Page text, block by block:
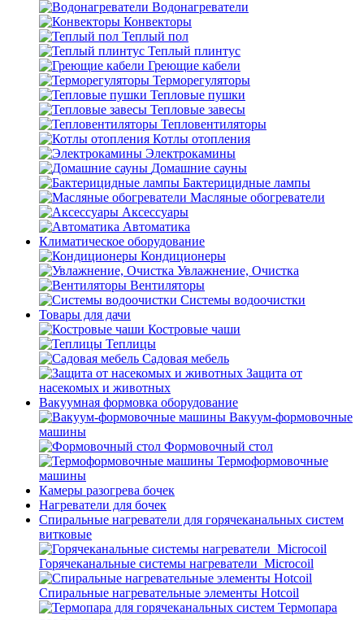
Водонагреватели
Конвекторы
Теплый пол
Теплый плинтус
Греющие кабели
Терморегуляторы
Тепловые пушки
Тепловые завесы
Тепловентиляторы
Котлы отопления
Электрокамины
Домашние сауны
Бактерицидные лампы
Масляные обогреватели
Аксессуары
Автоматика
Климатическое оборудование
Кондиционеры
Увлажнение, Очистка
Вентиляторы
Системы водоочистки
Товары для дачи
Костровые чаши
Теплицы
Садовая мебель
Защита от
насекомых и животных
Вакуумная формовка оборудование
Вакуум-формовочные
машины
Формовочный стол
Термоформовочные
машины
Камеры разогрева бочек
Нагреватели для бочек
Спиральные нагреватели для горячеканальных систем
витковые
Горячеканальные системы нагреватели_Microcoil
Спиральные нагревательные элементы Hotcoil
Термопара